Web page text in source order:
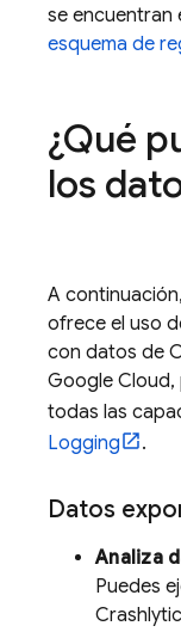
se encuentran
esquema de
¿Qué
los
A
ofrece el uso
con datos de
Google Cloud,
todas las
Logging
.
Datos
Analiza
Puedes